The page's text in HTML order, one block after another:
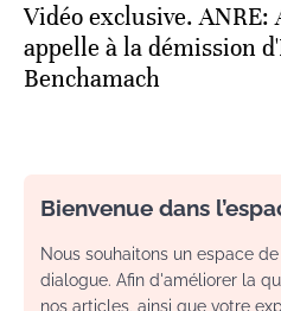
Vidéo exclusive.
appelle à la démission
Benchamach
Bienvenue dans
Nous souhaitons un espace
dialogue. Afin d'améliorer la
nos articles, ainsi que votre